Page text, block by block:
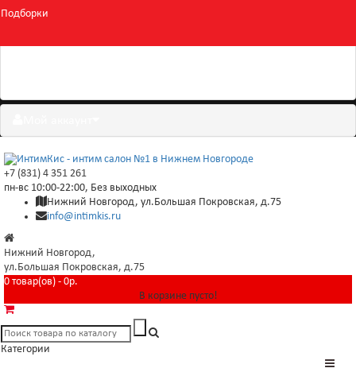
Подборки
+7 (831) 4 351 261
пн-вс 10:00-22:00, Без выходных
Нижний Новгород, ул.Большая Покровская, д.75
info@intimkis.ru
Нижний Новгород,
ул.Большая Покровская, д.75
0 товар(ов) - 0р.
В корзине пусто!
Категории